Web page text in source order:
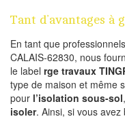
Tant d’avantages à
En tant que
CALAIS-62830, nous
le label rge travaux
type de maison et même
pour l’isolation sous-sol
isoler. Ainsi, si vous avez